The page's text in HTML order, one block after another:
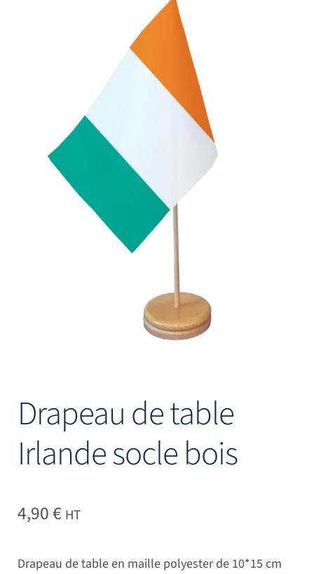
Drapeau de table
Irlande socle bois
4,90€ HT
Drapeau de table en maille polyester de 10*15 cm